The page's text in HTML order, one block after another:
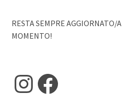
RESTA SEMPRE AGGIORNATO/
MOMENTO!
Instagram
Facebook